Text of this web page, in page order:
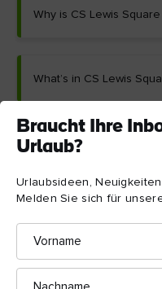
Braucht Ihre
Urlaub?
Urlaubsideen,
Melden Sie sich für
Vorname
Nachname
Why is CS Lewis
What’s in CS Lewis
How many statues are in